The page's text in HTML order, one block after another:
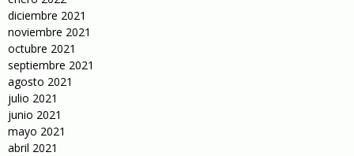
diciembre 2021
noviembre 2021
octubre 2021
septiembre 2021
agosto 2021
julio 2021
junio 2021
mayo 2021
abril 2021